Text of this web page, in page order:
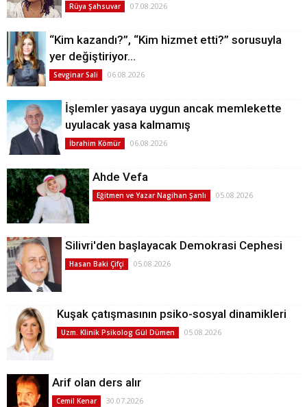
Rüya Şahsuvar 07.08.2026
“Kim kazandı?”, “Kim hizmet etti?” sorusuyla
yer değiştiriyor…
Sevginar Sali 06.08.2026
İşlemler yasaya uygun ancak memlekette
uyulacak yasa kalmamış
İbrahim Kömür 06.08.2026
Ahde Vefa
Eğitmen ve Yazar Nagihan Şanlı 05.08.2026
Silivri'den başlayacak Demokrasi Cephesi
Hasan Baki Çifçi 05.08.2026
Kuşak çatışmasının psiko-sosyal dinamikleri
Uzm. Klinik Psikolog Gül Dümen 05.08.2026
Arif olan ders alır
Cemil Kenar 30.07.2026